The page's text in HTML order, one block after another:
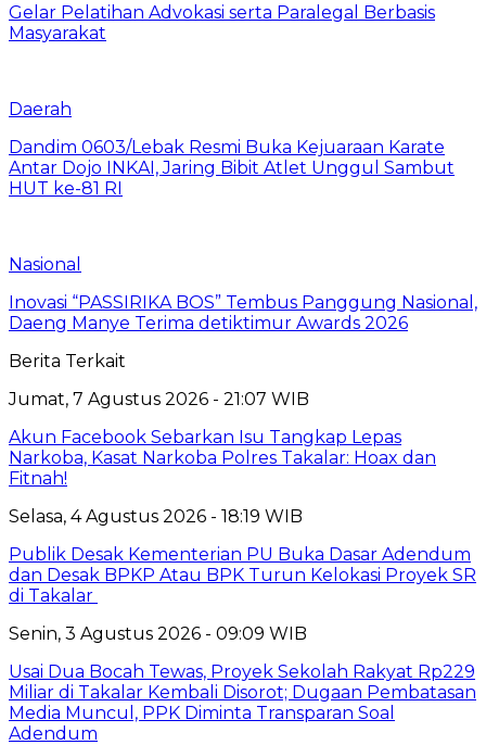
Gelar Pelatihan Advokasi serta Paralegal Berbasis
Masyarakat
Daerah
Dandim 0603/Lebak Resmi Buka Kejuaraan Karate
Antar Dojo INKAI, Jaring Bibit Atlet Unggul Sambut
HUT ke-81 RI
Nasional
Inovasi “PASSIRIKA BOS” Tembus Panggung Nasional,
Daeng Manye Terima detiktimur Awards 2026
Berita Terkait
Jumat, 7 Agustus 2026 - 21:07 WIB
Akun Facebook Sebarkan Isu Tangkap Lepas
Narkoba, Kasat Narkoba Polres Takalar: Hoax dan
Fitnah!
Selasa, 4 Agustus 2026 - 18:19 WIB
Publik Desak Kementerian PU Buka Dasar Adendum
dan Desak BPKP Atau BPK Turun Kelokasi Proyek SR
di Takalar
Senin, 3 Agustus 2026 - 09:09 WIB
Usai Dua Bocah Tewas, Proyek Sekolah Rakyat Rp229
Miliar di Takalar Kembali Disorot; Dugaan Pembatasan
Media Muncul, PPK Diminta Transparan Soal
Adendum